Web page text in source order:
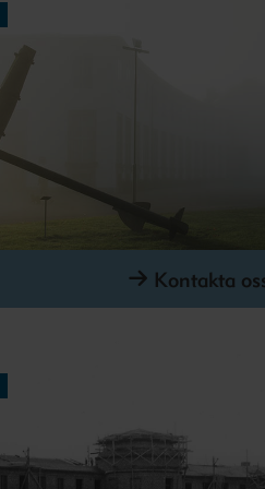
Kontakta